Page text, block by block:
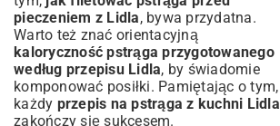
pieczeniem z Lidla, bywa przydatna.
Warto też znać orientacyjną
kaloryczność pstrąga przygotowanego
według przepisu Lidla, by świadomie
komponować posiłki. Pamiętając o tym,
każdy przepis na pstrąga z kuchni Lidla
zakończy się sukcesem.